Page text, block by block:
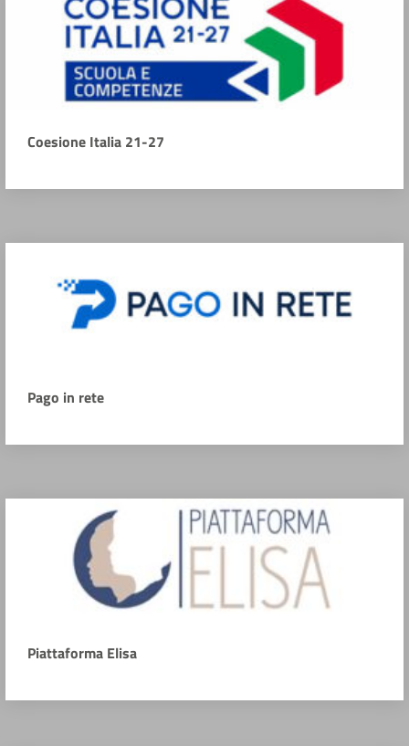
Coesione Italia 21-27
Pago in rete
Piattaforma Elisa